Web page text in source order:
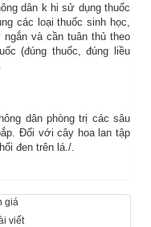
dân k hi sử dụng thuốc
các loại thuốc sinh học,
và cần tuân thủ theo
(đúng thuốc, đúng liều
dân phòng trị các sâu
Đối với cây hoa lan tập
đen trên lá./.
giá
viết